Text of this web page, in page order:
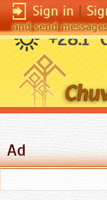
Sign in|
and send
+28.1
Ad